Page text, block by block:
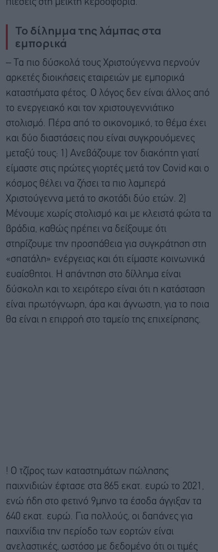
πιέσεις στη μεικτή κερδοφορία.
Το δίλημμα της λάμπας στα
εμπορικά
– Τα πιο δύσκολά τους Χριστούγεννα περνούν
αρκετές διοικήσεις εταιρειών με εμπορικά
καταστήματα φέτος. Ο λόγος δεν είναι άλλος από
το ενεργειακό και τον χριστουγεννιάτικο
στολισμό. Πέρα από το οικονομικό, το θέμα έχει
και δύο διαστάσεις που είναι συγκρουόμενες
μεταξύ τους: 1) Ανεβάζουμε τον διακόπτη γιατί
είμαστε στις πρώτες γιορτές μετά τον Covid και ο
κόσμος θέλει να ζήσει τα πιο λαμπερά
Χριστούγεννα μετά το σκοτάδι δύο ετών. 2)
Μένουμε χωρίς στολισμό και με κλειστά φώτα τα
βράδια, καθώς πρέπει να δείξουμε ότι
στηρίζουμε την προσπάθεια για συγκράτηση στη
«σπατάλη» ενέργειας και ότι είμαστε κοινωνικά
ευαίσθητοι. Η απάντηση στο δίλλημα είναι
δύσκολη και το χειρότερο είναι ότι η κατάσταση
είναι πρωτόγνωρη, άρα και άγνωστη, για το ποια
θα είναι η επιρροή στο ταμείο της επιχείρησης.
! Ο τζίρος των καταστημάτων πώλησης
παιχνιδιών έφτασε στα 865 εκατ. ευρώ το 2021,
ενώ ήδη στο φετινό 9μηνο τα έσοδα άγγιξαν τα
640 εκατ. ευρώ. Για πολλούς, οι δαπάνες για
παιχνίδια την περίοδο των εορτών είναι
ανελαστικές, ωστόσο με δεδομένο ότι οι τιμές